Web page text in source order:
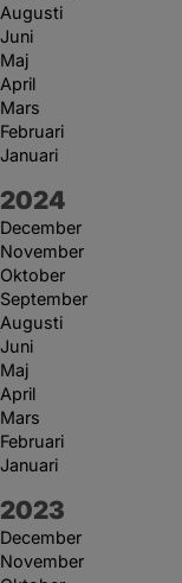
Augusti
Juni
Maj
April
Mars
Februari
Januari
År:
2024
December
November
Oktober
September
Augusti
Juni
Maj
April
Mars
Februari
Januari
År:
2023
December
November